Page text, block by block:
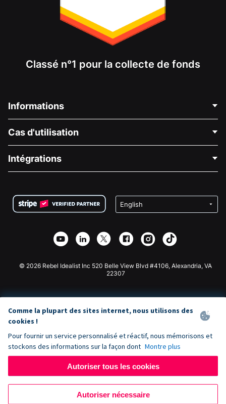
Classé n°1 pour la collecte de fonds
Informations
À propos de nous
Carrières
Confidentialité
Partenariat d'affiliation
Bibliothèque
Cas d'utilisation
Collecte de fonds médicale
Collecte de fonds caritative
Intégrations
Plugin de don Wix
Application de don Webflow
Don Joomla
© 2026 Rebel Idealist Inc 520 Belle View Blvd #4106, Alexandria, VA
22307
Comme la plupart des sites internet, nous utilisons des
cookies !
Pour fournir un service personnalisé et réactif, nous mémorisons et
stockons des informations sur la façon dont Montre plus
Autoriser tous les cookies
Autoriser nécessaire